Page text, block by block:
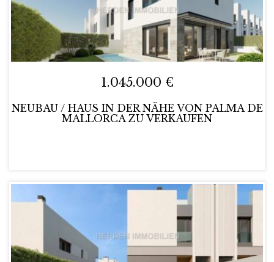
1.045.000 €
NEUBAU / HAUS IN DER NÄHE VON PALMA DE
MALLORCA ZU VERKAUFEN